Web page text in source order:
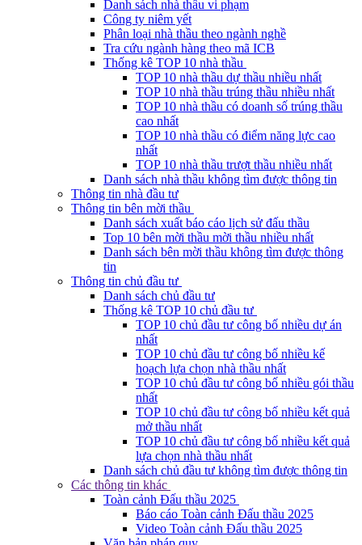
Danh sách nhà thầu vi phạm
Công ty niêm yết
Phân loại nhà thầu theo ngành nghề
Tra cứu ngành hàng theo mã ICB
Thống kê TOP 10 nhà thầu
TOP 10 nhà thầu dự thầu nhiều nhất
TOP 10 nhà thầu trúng thầu nhiều nhất
TOP 10 nhà thầu có doanh số trúng thầu
cao nhất
TOP 10 nhà thầu có điểm năng lực cao
nhất
TOP 10 nhà thầu trượt thầu nhiều nhất
Danh sách nhà thầu không tìm được thông tin
Thông tin nhà đầu tư
Thông tin bên mời thầu
Danh sách xuất báo cáo lịch sử đấu thầu
Top 10 bên mời thầu mời thầu nhiều nhất
Danh sách bên mời thầu không tìm được thông
tin
Thông tin chủ đầu tư
Danh sách chủ đầu tư
Thống kê TOP 10 chủ đầu tư
TOP 10 chủ đầu tư công bố nhiều dự án
nhất
TOP 10 chủ đầu tư công bố nhiều kế
hoạch lựa chọn nhà thầu nhất
TOP 10 chủ đầu tư công bố nhiều gói thầu
nhất
TOP 10 chủ đầu tư công bố nhiều kết quả
mở thầu nhất
TOP 10 chủ đầu tư công bố nhiều kết quả
lựa chọn nhà thầu nhất
Danh sách chủ đầu tư không tìm được thông tin
Các thông tin khác
Toàn cảnh Đấu thầu 2025
Báo cáo Toàn cảnh Đấu thầu 2025
Video Toàn cảnh Đấu thầu 2025